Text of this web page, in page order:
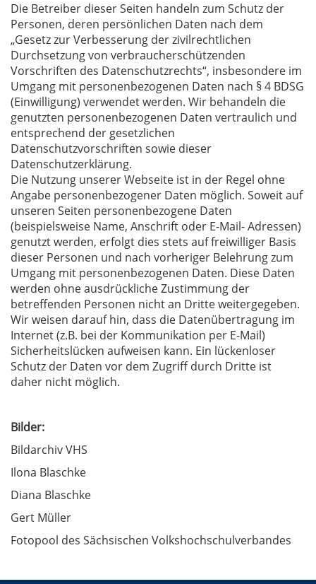
Die Betreiber dieser Seiten handeln zum Schutz der
Personen, deren persönlichen Daten nach dem
„Gesetz zur Verbesserung der zivilrechtlichen
Durchsetzung von verbraucherschützenden
Vorschriften des Datenschutzrechts“, insbesondere im
Umgang mit personenbezogenen Daten nach § 4 BDSG
(Einwilligung) verwendet werden. Wir behandeln die
genutzten personenbezogenen Daten vertraulich und
entsprechend der gesetzlichen
Datenschutzvorschriften sowie dieser
Datenschutzerklärung.
Die Nutzung unserer Webseite ist in der Regel ohne
Angabe personenbezogener Daten möglich. Soweit auf
unseren Seiten personenbezogene Daten
(beispielsweise Name, Anschrift oder E-Mail- Adressen)
genutzt werden, erfolgt dies stets auf freiwilliger Basis
dieser Personen und nach vorheriger Belehrung zum
Umgang mit personenbezogenen Daten. Diese Daten
werden ohne ausdrückliche Zustimmung der
betreffenden Personen nicht an Dritte weitergegeben.
Wir weisen darauf hin, dass die Datenübertragung im
Internet (z.B. bei der Kommunikation per E-Mail)
Sicherheitslücken aufweisen kann. Ein lückenloser
Schutz der Daten vor dem Zugriff durch Dritte ist
daher nicht möglich.
Bilder:
Bildarchiv VHS
Ilona Blaschke
Diana Blaschke
Gert Müller
Fotopool des Sächsischen Volkshochschulverbandes